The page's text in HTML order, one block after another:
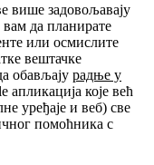
више задовољавају
да планирате
или осмислите
вештачке
обављају радње у
апликација које већ
уређаје и веб) све
помоћника с